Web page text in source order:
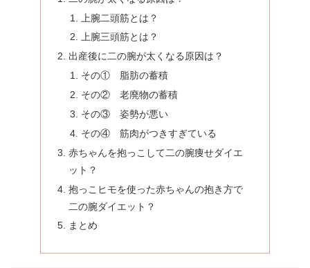
上腕二頭筋とは？
上腕三頭筋とは？
出産後に二の腕が太くなる原因は？
その① 脂肪の蓄積
その② 老廃物の蓄積
その③ 姿勢が悪い
その④ 筋肉がつきすぎている
赤ちゃんを抱っこして二の腕痩せダイエ
ット？
抱っこヒモを使った赤ちゃんの抱き方で
二の腕ダイエット？
まとめ